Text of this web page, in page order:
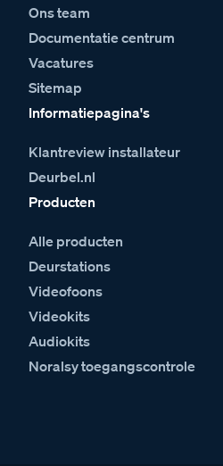
Ons team
Documentatie centrum
Vacatures
Sitemap
Informatiepagina's
Klantreview installateur
Deurbel.nl
Producten
Alle producten
Deurstations
Videofoons
Videokits
Audiokits
Noralsy toegangscontrole